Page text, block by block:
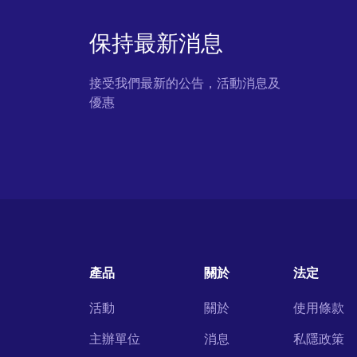
保持最新消息
接受我們最新的公告，活動消息及
優惠
產品
活動
主辦單位
關於
關於
消息
法定
使用條款
私隱政策